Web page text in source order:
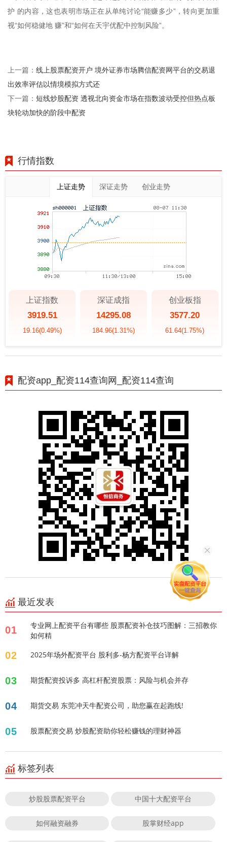
护 的内容，这也表明市场正在从单纯讨论“能赚多少”，转向更加重
视“如何稳健地 赚”和“如何在天宇优配中控制风险”。
上一篇： 线上股票配资开户 境外证券市场腾信配资网平台的交易退
出效率评估以情境模拟方式还
下一篇： 短线炒股配资 透视北向资金市场在指数波动受控但热点板
块轮动加快的阶段中配资
行情指数
上证走势 深证走势 创业走势
上证指数
3919.51
19.16(0.49%)
深证成指
14295.08
184.96(1.31%)
创业板指
3577.20
61.64(1.75%)
配资app_配资114查询网_配资114查询
最近发表
01
专业网上配资平台有哪些 股票配资补仓技巧图解：三招教你
如何精
02 2025年场外配资平台 股利多-杨方配资平台详解
03 期货配资投诉多 高杠杆配资股票：风险与机会并存
04 期货交易 东莞冲天牛配资公司，助您赢在起跑线!
05 股票配资交易 炒股配资助你轻松赚钱的理财神器
标签列表
炒股股票配资平台 中国十大配资平台
如何融资融券 股掌财经app